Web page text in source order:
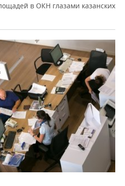
в ОКН глазами казанских